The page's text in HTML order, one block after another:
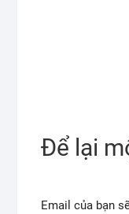
Để lại
Email của bạn